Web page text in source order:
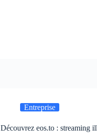
Entreprise
Découvrez eos.to : streaming